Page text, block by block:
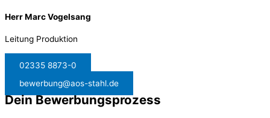
Herr Marc Vogelsang
Leitung Produktion
02335 8873-0
bewerbung@aos-stahl.de
Dein Bewerbungsprozess